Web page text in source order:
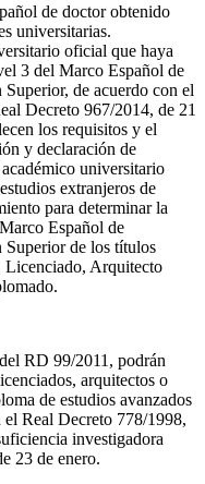
de doctor obtenido
universitarias.
oficial que haya
3 del Marco Español de
de acuerdo con el
Decreto 967/2014, de 21
los requisitos y el
y declaración de
universitario
extranjeros de
para determinar la
Español de
Superior de los títulos
Licenciado, Arquitecto
RD 99/2011, podrán
arquitectos o
de estudios avanzados
Real Decreto 778/1998,
investigadora
23 de enero.